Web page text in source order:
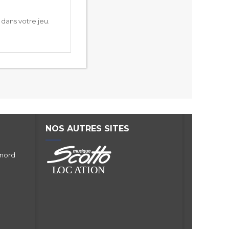
votre jeu.
NOS AUTRES SITES